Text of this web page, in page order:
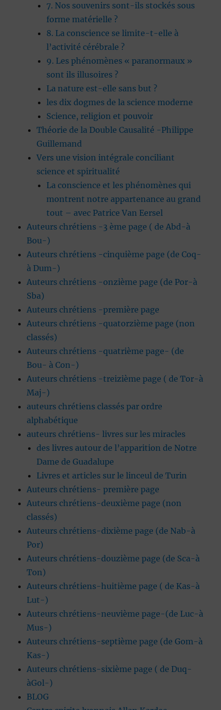
7. Nos souvenirs sont-ils stockés sous
forme matérielle ?
8. La conscience se limite-t-elle à
l’activité cérébrale ?
9. Les phénomènes « paranormaux »
sont ils illusoires ?
La nature est-elle sans but ?
les dix dogmes de la science moderne
Science, religion et pouvoir
Théorie de la Double Causalité -Philippe
Guillemand
Vers une vision intégrale conciliant
science et spiritualité
La conscience et les phénomènes qui
montrent notre appartenance au grand
tout – avec Patrice Van Eersel
Auteurs chrétiens -3 ème page ( de Abd-à
Bou-)
Auteurs chrétiens -cinquième page (de Coq-
à Dum-)
Auteurs chrétiens -onzième page (de Por-à
Sba)
Auteurs chrétiens -première page
Auteurs chrétiens -quatorzième page (non
classés)
Auteurs chrétiens -quatrième page- (de
Bou- à Con-)
Auteurs chrétiens -treizième page ( de Tor-à
Maj-)
auteurs chrétiens classés par ordre
alphabétique
auteurs chrétiens- livres sur les miracles
des livres autour de l’apparition de Notre
Dame de Guadalupe
Livres et articles sur le linceul de Turin
Auteurs chrétiens- première page
Auteurs chrétiens-deuxième page (non
classés)
Auteurs chrétiens-dixième page (de Nab-à
Por)
Auteurs chrétiens-douzième page (de Sca-à
Ton)
Auteurs chrétiens-huitième page ( de Kas-à
Lut-)
Auteurs chrétiens-neuvième page-(de Luc-à
Mus-)
Auteurs chrétiens-septième page (de Gom-à
Kas-)
Auteurs chrétiens-sixième page ( de Duq-
àGol-)
BLOG